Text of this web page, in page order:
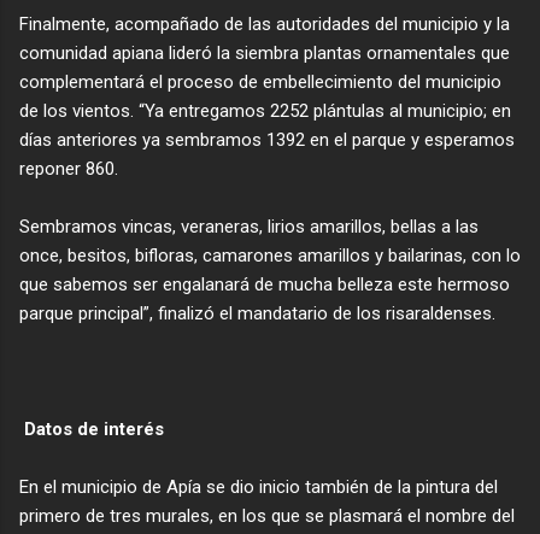
Finalmente, acompañado de las autoridades del municipio y la
comunidad apiana lideró la siembra plantas ornamentales que
complementará el proceso de embellecimiento del municipio
de los vientos. “Ya entregamos 2252 plántulas al municipio; en
días anteriores ya sembramos 1392 en el parque y esperamos
reponer 860.
Sembramos vincas, veraneras, lirios amarillos, bellas a las
once, besitos, bifloras, camarones amarillos y bailarinas, con lo
que sabemos ser engalanará de mucha belleza este hermoso
parque principal”, finalizó el mandatario de los risaraldenses.
Datos de interés
En el municipio de Apía se dio inicio también de la pintura del
primero de tres murales, en los que se plasmará el nombre del
economictvpereiraat livestream.com